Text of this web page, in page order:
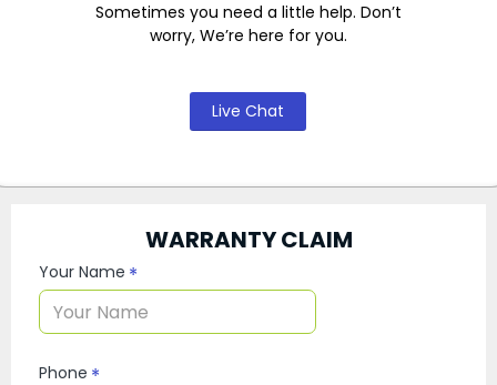
Sometimes you need a little help. Don’t
worry, We’re here for you.
Live Chat
WARRANTY CLAIM
Your Name
Phone